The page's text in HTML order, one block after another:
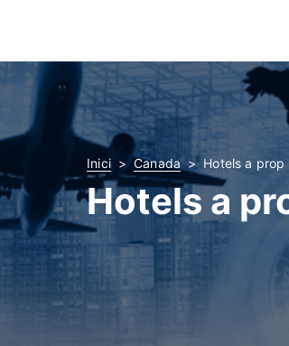
Inici Canada Hotels a
Hotels a